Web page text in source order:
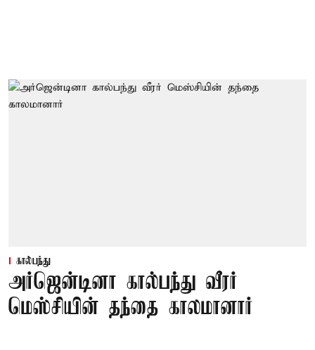
கால்பந்து
அர்ஜென்டினா கால்பந்து வீரர்
மெஸ்சியின் தந்தை காலமானார்